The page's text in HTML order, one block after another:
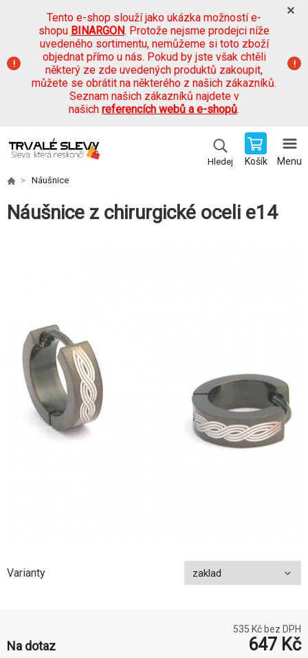
Tento e-shop slouží jako ukázka možností e-
shopu BINARGON. Protože nejsme prodejci níže
uvedeného sortimentu, nemůžeme si toto zboží
objednat přímo u nás. Pokud by jste však chtěli
některý ze zde uvedených produktů zakoupit,
můžete se obrátit na některého z našich zákazníků.
Seznam našich zákazníků najdete v
našich referencích webů a e-shopů.
Hledej Košík Menu
Náušnice
Náušnice z chirurgické oceli e14
Varianty
535 Kč bez DPH
Na dotaz 647 Kč